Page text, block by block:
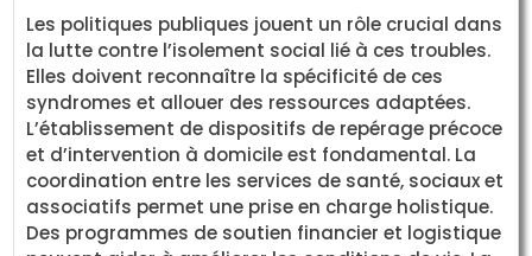
Les politiques publiques jouent un rôle crucial dans
la lutte contre l’isolement social lié à ces troubles.
Elles doivent reconnaître la spécificité de ces
syndromes et allouer des ressources adaptées.
L’établissement de dispositifs de repérage précoce
et d’intervention à domicile est fondamental. La
coordination entre les services de santé, sociaux et
associatifs permet une prise en charge holistique.
Des programmes de soutien financier et logistique